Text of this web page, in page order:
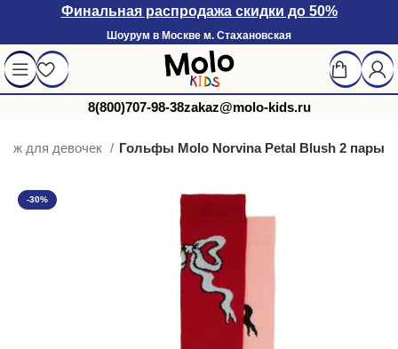
Финальная распродажа скидки до 50%
Шоурум в Москве м. Стахановская
8(800)707-98-38zakaz@molo-kids.ru
для девочек Гольфы Molo Norvina Petal Blush 2 пары
-30%